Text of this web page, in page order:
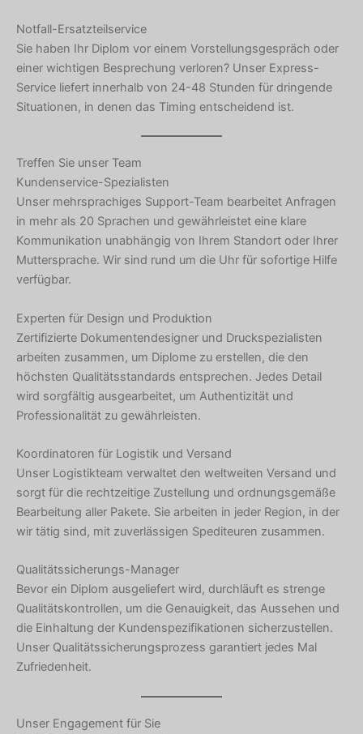
Notfall-Ersatzteilservice
Sie haben Ihr Diplom vor einem Vorstellungsgespräch oder
einer wichtigen Besprechung verloren? Unser Express-
Service liefert innerhalb von 24-48 Stunden für dringende
Situationen, in denen das Timing entscheidend ist.
Treffen Sie unser Team
Kundenservice-Spezialisten
Unser mehrsprachiges Support-Team bearbeitet Anfragen
in mehr als 20 Sprachen und gewährleistet eine klare
Kommunikation unabhängig von Ihrem Standort oder Ihrer
Muttersprache. Wir sind rund um die Uhr für sofortige Hilfe
verfügbar.
Experten für Design und Produktion
Zertifizierte Dokumentendesigner und Druckspezialisten
arbeiten zusammen, um Diplome zu erstellen, die den
höchsten Qualitätsstandards entsprechen. Jedes Detail
wird sorgfältig ausgearbeitet, um Authentizität und
Professionalität zu gewährleisten.
Koordinatoren für Logistik und Versand
Unser Logistikteam verwaltet den weltweiten Versand und
sorgt für die rechtzeitige Zustellung und ordnungsgemäße
Bearbeitung aller Pakete. Sie arbeiten in jeder Region, in der
wir tätig sind, mit zuverlässigen Spediteuren zusammen.
Qualitätssicherungs-Manager
Bevor ein Diplom ausgeliefert wird, durchläuft es strenge
Qualitätskontrollen, um die Genauigkeit, das Aussehen und
die Einhaltung der Kundenspezifikationen sicherzustellen.
Unser Qualitätssicherungsprozess garantiert jedes Mal
Zufriedenheit.
Unser Engagement für Sie